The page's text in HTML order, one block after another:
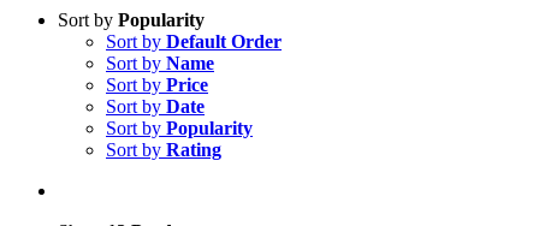
Sort by Popularity
Sort by Default Order
Sort by Name
Sort by Price
Sort by Date
Sort by Popularity
Sort by Rating